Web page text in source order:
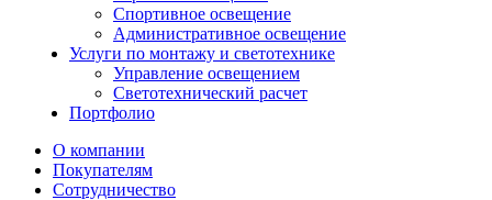
Спортивное освещение
Административное освещение
Услуги по монтажу и светотехнике
Управление освещением
Светотехнический расчет
Портфолио
О компании
Покупателям
Сотрудничество